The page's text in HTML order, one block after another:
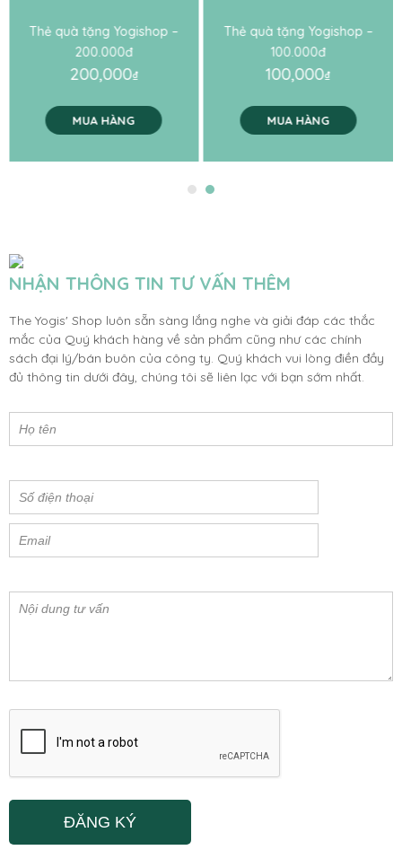
Thẻ quà tặng Yogishop –
200.000đ
200,000₫
MUA HÀNG
Thẻ quà tặng Yogishop –
100.000đ
100,000₫
MUA HÀNG
NHẬN THÔNG TIN TƯ VẤN THÊM
The Yogis' Shop luôn sẵn sàng lắng nghe và giải đáp các thắc
mắc của Quý khách hàng về sản phẩm cũng như các chính
sách đại lý/bán buôn của công ty. Quý khách vui lòng điền đầy
đủ thông tin dưới đây, chúng tôi sẽ liên lạc với bạn sớm nhất.